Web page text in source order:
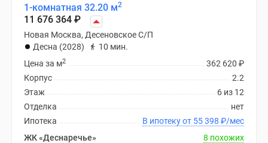
1-комнатная 32.20 м2
11 676 364 ₽
Новая Москва, Десеновское С/П
Десна (2028)
10 мин.
362 620 ₽
Цена за м2
2.2
Корпус
6 из 12
Этаж
нет
Отделка
В ипотеку от 55 398 ₽/мес
Ипотека
ЖК «Деснаречье»
8 похожих